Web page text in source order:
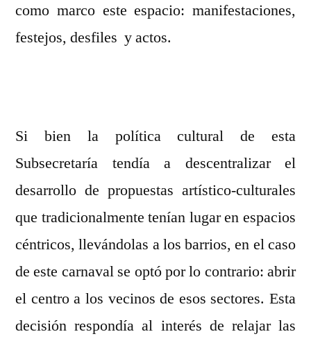
como marco este espacio: manifestaciones,
festejos, desfiles y actos.
Si bien la política cultural de esta
Subsecretaría tendía a descentralizar el
desarrollo de propuestas artístico-culturales
que tradicionalmente tenían lugar en espacios
céntricos, llevándolas a los barrios, en el caso
de este carnaval se optó por lo contrario: abrir
el centro a los vecinos de esos sectores. Esta
decisión respondía al interés de relajar las